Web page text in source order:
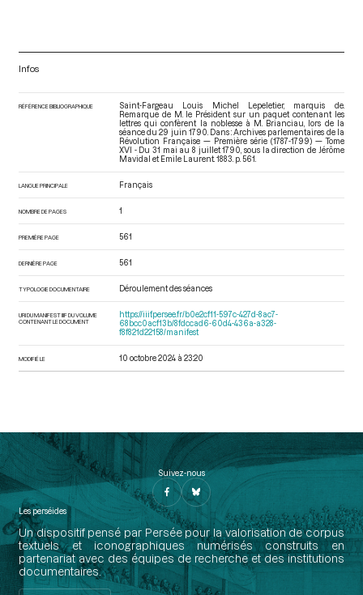
Infos
RÉFÉRENCE BIBLIOGRAPHIQUE
Saint-Fargeau Louis Michel Lepeletier, marquis de.
Remarque de M. le Président sur un paquet contenant les
lettres qui confèrent la noblesse à M. Brianciau, lors de la
séance du 29 juin 1790. Dans : Archives parlementaires de la
Révolution Française — Première série (1787-1799) — Tome
XVI - Du 31 mai au 8 juillet 1790 , sous la direction de Jérôme
Mavidal et Emile Laurent. 1883. p. 561.
LANGUE PRINCIPALE Français
NOMBRE DE PAGES 1
PREMIÈRE PAGE 561
DERNIÈRE PAGE 561
TYPOLOGIE DOCUMENTAIRE Déroulement des séances
URI DU MANIFEST IIIF DU VOLUME
CONTENANT LE DOCUMENT
https://iiif.persee.fr/b0e2cf11-597c-427d-8ac7-
68bcc0acf13b/8fdccad6-60d4-436a-a328-
f8f821d22158/manifest
MODIFIÉ LE 10 octobre 2024 à 23:20
Suivez-nous
Les perséides
Un dispositif pensé par Persée pour la valorisation de corpus
textuels et iconographiques numérisés construits en
partenariat avec des équipes de recherche et des institutions
documentaires.